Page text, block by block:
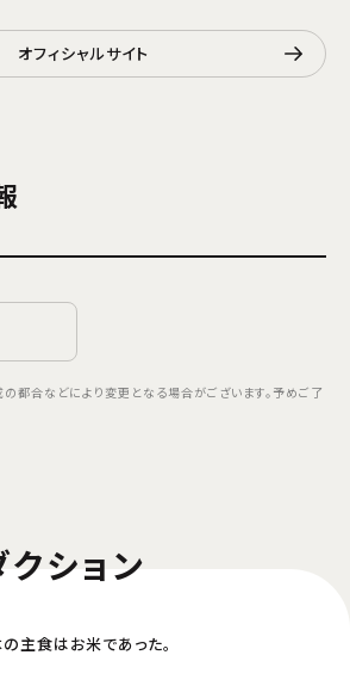
オフィシャルサイト
都合などにより変更となる場合がございます。予めご了
ション
主食はお米であった。